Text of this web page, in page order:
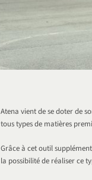
Atena vient de se doter de
tous types de matières
Grâce à cet outil
la possibilité de réaliser ce